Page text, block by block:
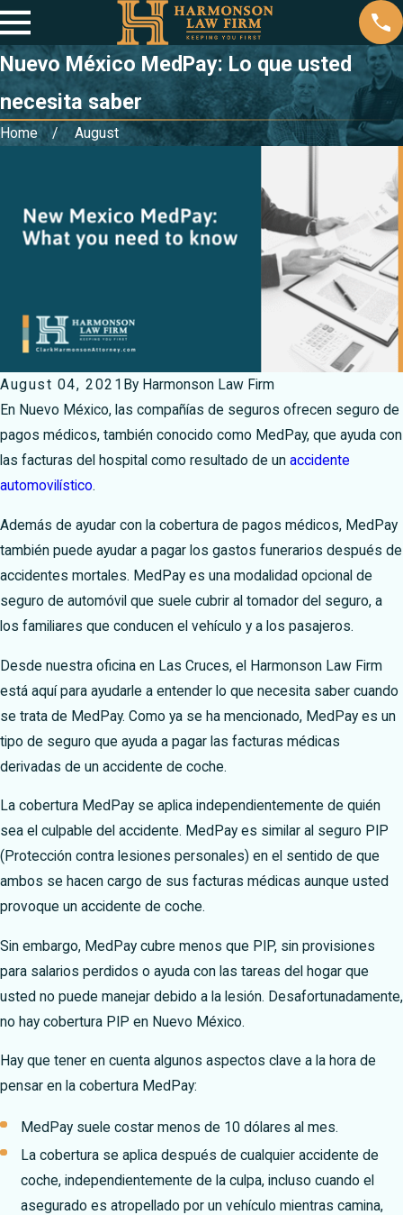
Nuevo México MedPay: Lo que usted
necesita saber
Home August
August 04, 2021 By Harmonson Law Firm
En Nuevo México, las compañías de seguros ofrecen seguro de
pagos médicos, también conocido como MedPay, que ayuda con
las facturas del hospital como resultado de un accidente
automovilístico.
Además de ayudar con la cobertura de pagos médicos, MedPay
también puede ayudar a pagar los gastos funerarios después de
accidentes mortales. MedPay es una modalidad opcional de
seguro de automóvil que suele cubrir al tomador del seguro, a
los familiares que conducen el vehículo y a los pasajeros.
Desde nuestra oficina en Las Cruces, el Harmonson Law Firm
está aquí para ayudarle a entender lo que necesita saber cuando
se trata de MedPay. Como ya se ha mencionado, MedPay es un
tipo de seguro que ayuda a pagar las facturas médicas
derivadas de un accidente de coche.
La cobertura MedPay se aplica independientemente de quién
sea el culpable del accidente. MedPay es similar al seguro PIP
(Protección contra lesiones personales) en el sentido de que
ambos se hacen cargo de sus facturas médicas aunque usted
provoque un accidente de coche.
Sin embargo, MedPay cubre menos que PIP, sin provisiones
para salarios perdidos o ayuda con las tareas del hogar que
usted no puede manejar debido a la lesión. Desafortunadamente,
no hay cobertura PIP en Nuevo México.
Hay que tener en cuenta algunos aspectos clave a la hora de
pensar en la cobertura MedPay:
MedPay suele costar menos de 10 dólares al mes.
La cobertura se aplica después de cualquier accidente de
coche, independientemente de la culpa, incluso cuando el
asegurado es atropellado por un vehículo mientras camina,